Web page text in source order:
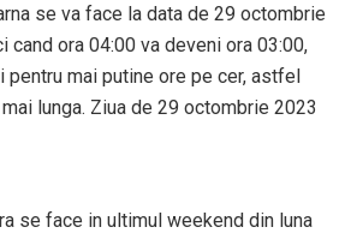
se va face la data de 29 octombrie
cand ora 04:00 va deveni ora 03:00,
pentru mai putine ore pe cer, astfel
lunga. Ziua de 29 octombrie 2023
se face in ultimul weekend din luna